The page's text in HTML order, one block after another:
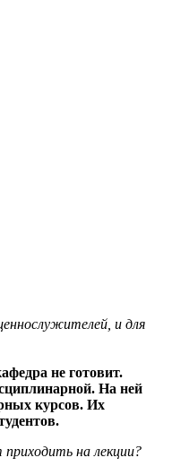
и для
не готовит.
На ней
курсов. Их
на лекции?